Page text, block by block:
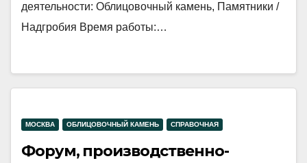
деятельности: Облицовочный камень, Памятники /
Надгробия Время работы:…
МОСКВА ОБЛИЦОВОЧНЫЙ КАМЕНЬ СПРАВОЧНАЯ
Форум, производственно-